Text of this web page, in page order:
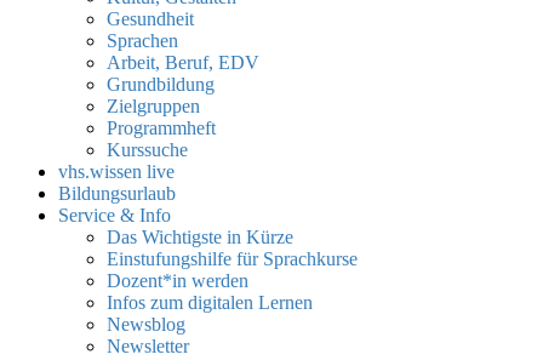
Gesundheit
Sprachen
Arbeit, Beruf, EDV
Grundbildung
Zielgruppen
Programmheft
Kurssuche
vhs.wissen live
Bildungsurlaub
Service & Info
Das Wichtigste in Kürze
Einstufungshilfe für Sprachkurse
Dozent*in werden
Infos zum digitalen Lernen
Newsblog
Newsletter